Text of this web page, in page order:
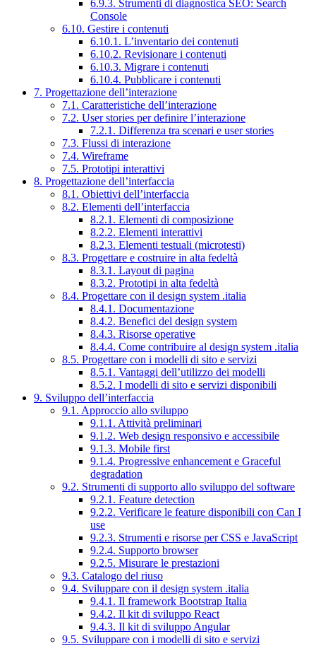
6.9.3. Strumenti di diagnostica SEO: Search
Console
6.10. Gestire i contenuti
6.10.1. L’inventario dei contenuti
6.10.2. Revisionare i contenuti
6.10.3. Migrare i contenuti
6.10.4. Pubblicare i contenuti
7. Progettazione dell’interazione
7.1. Caratteristiche dell’interazione
7.2. User stories per definire l’interazione
7.2.1. Differenza tra scenari e user stories
7.3. Flussi di interazione
7.4. Wireframe
7.5. Prototipi interattivi
8. Progettazione dell’interfaccia
8.1. Obiettivi dell’interfaccia
8.2. Elementi dell’interfaccia
8.2.1. Elementi di composizione
8.2.2. Elementi interattivi
8.2.3. Elementi testuali (microtesti)
8.3. Progettare e costruire in alta fedeltà
8.3.1. Layout di pagina
8.3.2. Prototipi in alta fedeltà
8.4. Progettare con il design system .italia
8.4.1. Documentazione
8.4.2. Benefici del design system
8.4.3. Risorse operative
8.4.4. Come contribuire al design system .italia
8.5. Progettare con i modelli di sito e servizi
8.5.1. Vantaggi dell’utilizzo dei modelli
8.5.2. I modelli di sito e servizi disponibili
9. Sviluppo dell’interfaccia
9.1. Approccio allo sviluppo
9.1.1. Attività preliminari
9.1.2. Web design responsivo e accessibile
9.1.3. Mobile first
9.1.4. Progressive enhancement e Graceful
degradation
9.2. Strumenti di supporto allo sviluppo del software
9.2.1. Feature detection
9.2.2. Verificare le feature disponibili con Can I
use
9.2.3. Strumenti e risorse per CSS e JavaScript
9.2.4. Supporto browser
9.2.5. Misurare le prestazioni
9.3. Catalogo del riuso
9.4. Sviluppare con il design system .italia
9.4.1. Il framework Bootstrap Italia
9.4.2. Il kit di sviluppo React
9.4.3. Il kit di sviluppo Angular
9.5. Sviluppare con i modelli di sito e servizi